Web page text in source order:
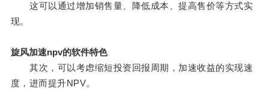
这可以通过增加销售量、降低成本、提高售价等方式实
现。
旋风加速npv的软件特色
其次，可以考虑缩短投资回报周期，加速收益的实现速
度，进而提升NPV。